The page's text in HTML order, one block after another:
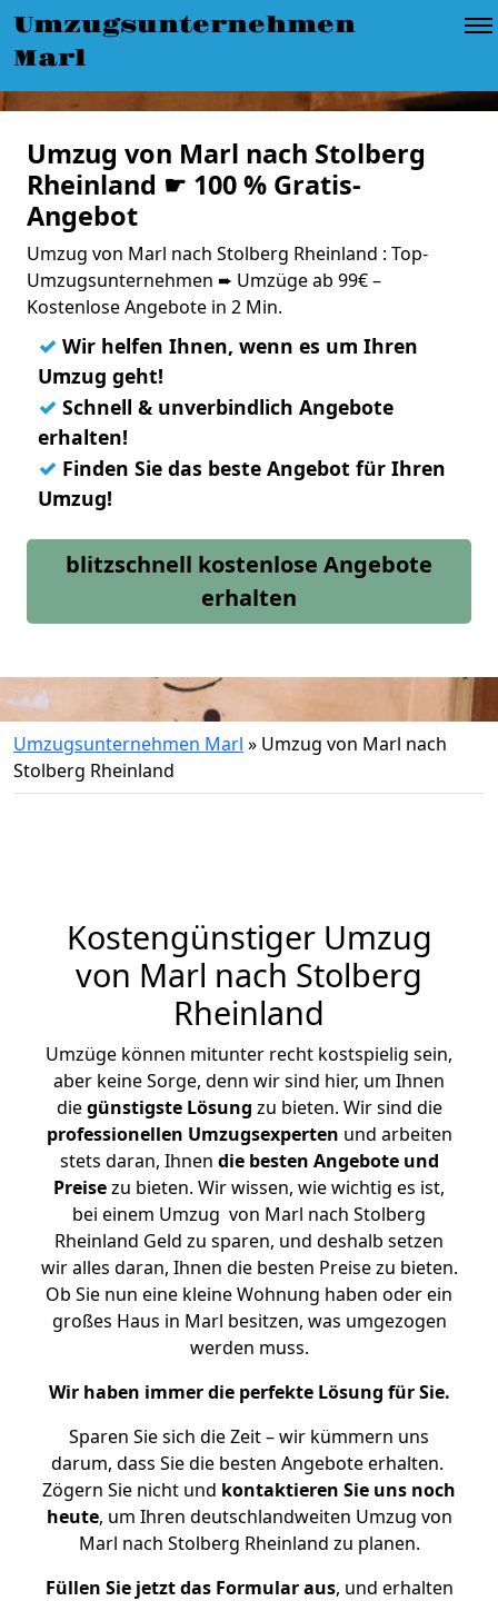
Umzugsunternehmen
Marl
Umzug von Marl nach Stolberg
Rheinland ☛ 100 % Gratis-
Angebot
Umzug von Marl nach Stolberg Rheinland : Top-
Umzugsunternehmen ➨ Umzüge ab 99€ –
Kostenlose Angebote in 2 Min.
✓ Wir helfen Ihnen, wenn es um Ihren
Umzug geht!
✓ Schnell & unverbindlich Angebote
erhalten!
✓ Finden Sie das beste Angebot für Ihren
Umzug!
blitzschnell kostenlose Angebote
erhalten
Umzugsunternehmen Marl » Umzug von Marl nach
Stolberg Rheinland
Kostengünstiger Umzug
von Marl nach Stolberg
Rheinland
Umzüge können mitunter recht kostspielig sein,
aber keine Sorge, denn wir sind hier, um Ihnen
diegünstigste Lösung zu bieten. Wir sind die
professionellen Umzugsexperten und arbeiten
stets daran, Ihnen die besten Angebote und
Preisezu bieten. Wir wissen, wie wichtig es ist,
bei einem Umzug von Marl nach Stolberg
Rheinland Geld zu sparen, und deshalb setzen
wir alles daran, Ihnen die besten Preise zu bieten.
Ob Sie nun eine kleine Wohnung haben oder ein
großes Haus in Marl besitzen, was umgezogen
werden muss.
Wir haben immer die perfekte Lösung für Sie.
Sparen Sie sich die Zeit – wir kümmern uns
darum, dass Sie die besten Angebote erhalten.
Zögern Sie nicht und kontaktieren Sie uns noch
heute, um Ihren deutschlandweiten Umzug von
Marl nach Stolberg Rheinland zu planen.
Füllen Sie jetzt das Formular aus, und erhalten